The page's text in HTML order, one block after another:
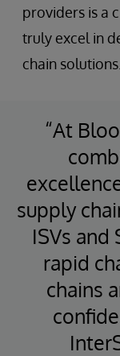
providers is a
truly excel in
chain solutions.
“At
supply
ISVs
rapid
chains